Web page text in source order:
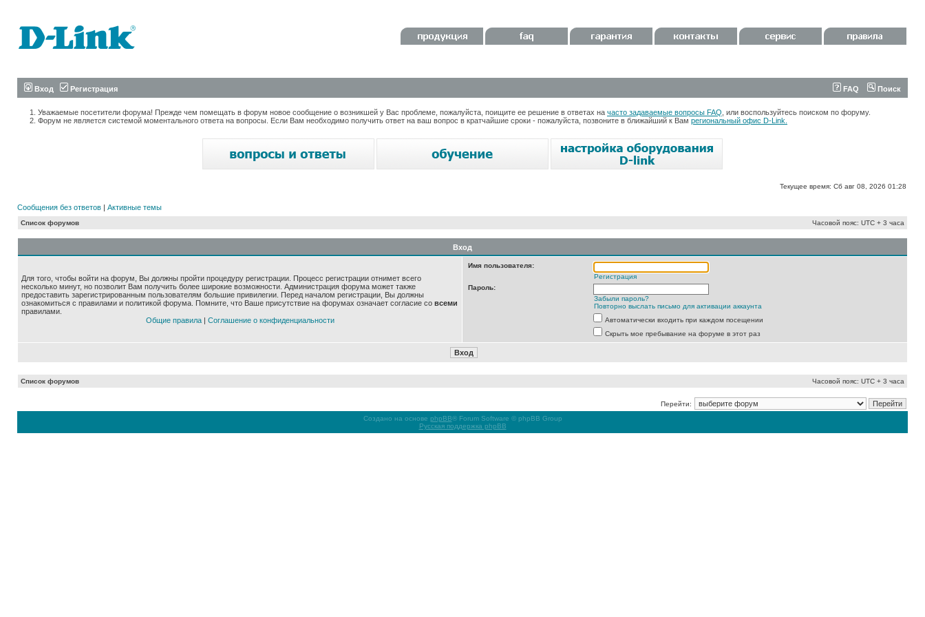
Вход Регистрация FAQ Поиск
Уважаемые посетители форума! Прежде чем помещать в форум новое сообщение о возникшей у Вас проблеме, пожалуйста, поищите ее решение в ответах на часто задаваемые вопросы FAQ , или воспользуйтесь поиском по форуму.
Форум не является системой моментального ответа на вопросы. Если Вам необходимо получить ответ на ваш вопрос в кратчайшие сроки - пожалуйста, позвоните в ближайший к Вам региональный офис D-Link.
Текущее время: Сб авг 08, 2026 01:28
Сообщения без ответов | Активные темы
Список форумов Часовой пояс: UTC + 3 часа
Вход
Для того, чтобы войти на форум, Вы должны пройти процедуру регистрации. Процесс регистрации отнимет всего
несколько минут, но позволит Вам получить более широкие возможности. Администрация форума может также
предоставить зарегистрированным пользователям большие привилегии. Перед началом регистрации, Вы должны
ознакомиться с правилами и политикой форума. Помните, что Ваше присутствие на форумах означает согласие со всеми
правилами.
Общие правила| Соглашение о конфиденциальности
Имя пользователя:
Регистрация
Пароль:
Забыли пароль?
Повторно выслать письмо для активации аккаунта
Автоматически входить при каждом посещении
Скрыть мое пребывание на форуме в этот раз
Список форумов Часовой пояс: UTC + 3 часа
Перейти:
Создано на основе phpBB® Forum Software © phpBB Group
Русская поддержка phpBB